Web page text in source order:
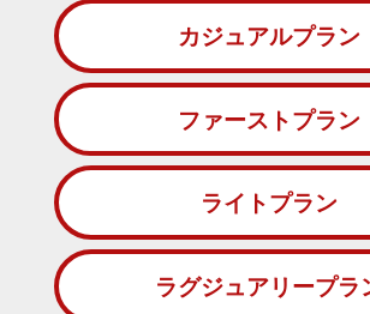
カジュアルプラン
ファーストプラン
ライトプラン
ラグジュアリープラ